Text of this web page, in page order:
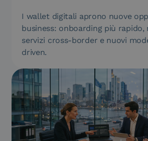
I wallet digitali aprono nuove
business: onboarding più
servizi cross-border e nuovi
driven.